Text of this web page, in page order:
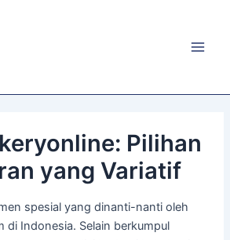
Pilihan
yang Variatif
spesial yang dinanti-nanti oleh
di Indonesia. Selain berkumpul